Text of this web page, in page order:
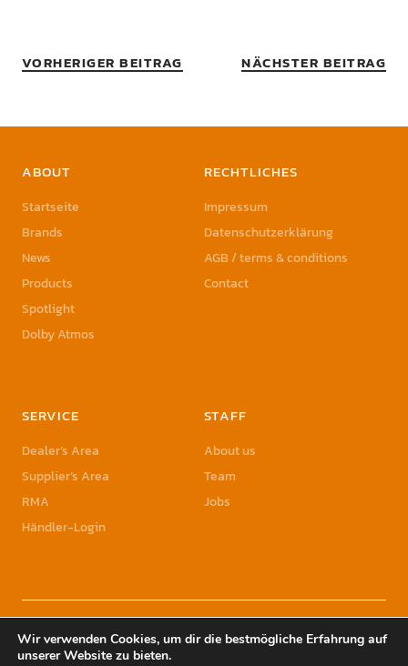
VORHERIGER BEITRAG NÄCHSTER BEITRAG
ABOUT
Startseite
Brands
News
Products
Spotlight
Dolby Atmos
RECHTLICHES
Impressum
Datenschutzerklärung
AGB / terms & conditions
Contact
SERVICE
Dealer’s Area
Supplier’s Area
RMA
Händler-Login
STAFF
About us
Team
Jobs
© 2023 Sonic Sales GmbH | Sonic Sales is a registered Trademark of Herbst
Holding GmbH
Wir verwenden Cookies, um dir die bestmögliche Erfahrung auf
unserer Website zu bieten.